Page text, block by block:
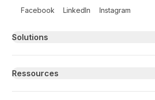
Facebook LinkedIn Instagram
Primary footer navigation
Solutions
Ressources